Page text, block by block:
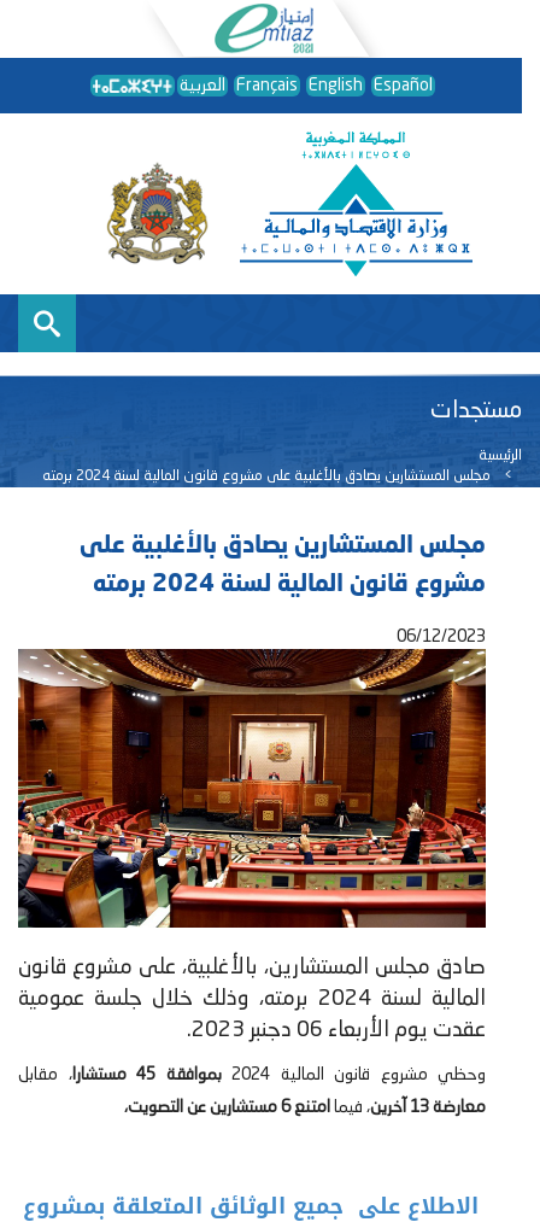
العربية Français English Español
مستجدات
الرئيسية
مجلس المستشارين يصادق بالأغلبية على مشروع قانون المالية لسنة 2024 برمته
مجلس المستشارين يصادق بالأغلبية على
مشروع قانون المالية لسنة 2024 برمته
06/12/2023
صادق مجلس المستشارين، بالأغلبية، على مشروع قانون
المالية لسنة 2024 برمته، وذلك خلال جلسة عمومية
عقدت يوم الأربعاء 06 دجنبر 2023. ​
وحظي مشروع قانون المالية 2024 بموافقة 45 مستشارا
، مقابل
معارضة 13 آخرين
، فيما امتنع 6 مستشارين عن التصويت،
الاطلاع على جميع الوثائق المتعلقة بمشروع